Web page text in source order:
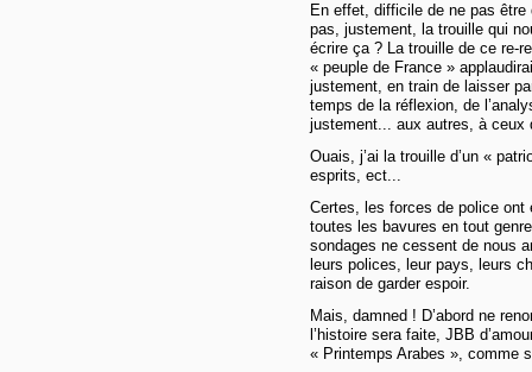
En effet, difficile de ne pas être
pas, justement, la trouille qui
écrire ça ? La trouille de ce re-
« peuple de France »
justement, en train de laisser
temps de la réflexion, de
justement... aux autres, à ceux
Ouais, j’ai la trouille d’un «
esprits, ect...
Certes, les forces de police
toutes les bavures en tout
sondages ne cessent de nous
leurs polices, leur pays, leurs
raison de garder espoir.
Mais, damned ! D’abord ne
l’histoire sera faite, JBB
« Printemps Arabes », comme